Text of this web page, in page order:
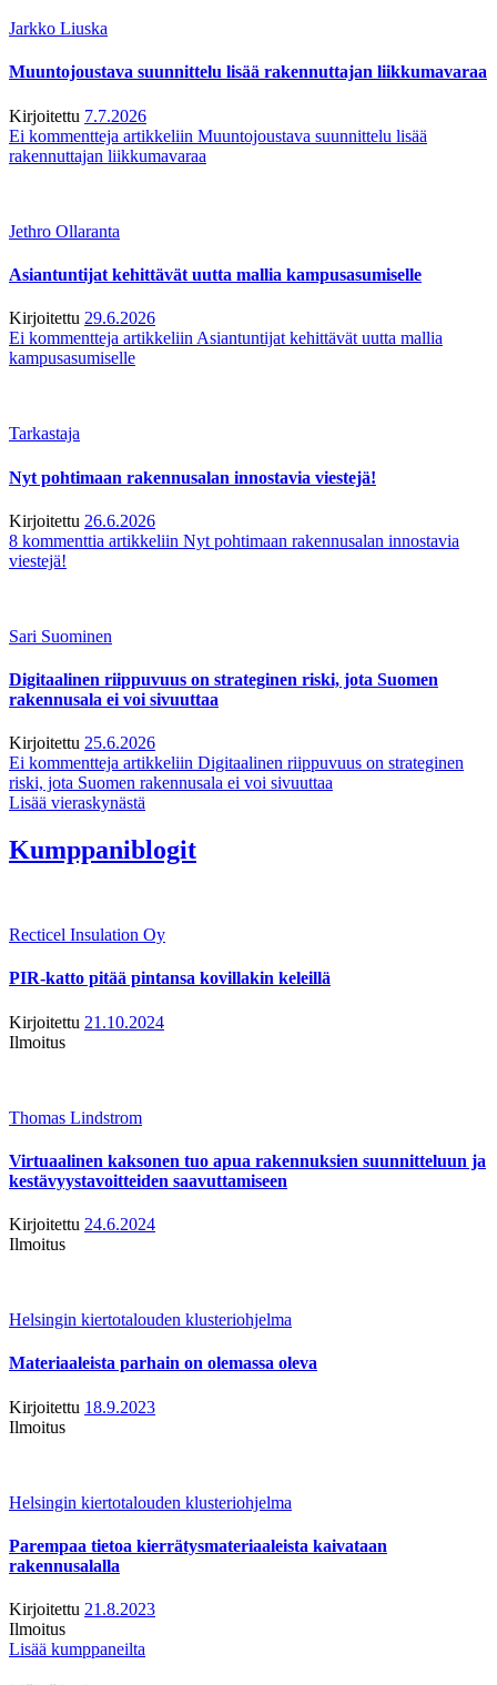
Jarkko Liuska
Muuntojoustava suunnittelu lisää rakennuttajan liikkumavaraa
Kirjoitettu 7.7.2026
Ei kommentteja artikkeliin Muuntojoustava suunnittelu lisää
rakennuttajan liikkumavaraa
Jethro Ollaranta
Asiantuntijat kehittävät uutta mallia kampusasumiselle
Kirjoitettu 29.6.2026
Ei kommentteja artikkeliin Asiantuntijat kehittävät uutta mallia
kampusasumiselle
Tarkastaja
Nyt pohtimaan rakennusalan innostavia viestejä!
Kirjoitettu 26.6.2026
8 kommenttia artikkeliin Nyt pohtimaan rakennusalan innostavia
viestejä!
Sari Suominen
Digitaalinen riippuvuus on strateginen riski, jota Suomen
rakennusala ei voi sivuuttaa
Kirjoitettu 25.6.2026
Ei kommentteja artikkeliin Digitaalinen riippuvuus on strateginen
riski, jota Suomen rakennusala ei voi sivuuttaa
Lisää vieraskynästä
Kumppaniblogit
Recticel Insulation Oy
PIR-katto pitää pintansa kovillakin keleillä
Kirjoitettu 21.10.2024
Ilmoitus
Thomas Lindstrom
Virtuaalinen kaksonen tuo apua rakennuksien suunnitteluun ja
kestävyystavoitteiden saavuttamiseen
Kirjoitettu 24.6.2024
Ilmoitus
Helsingin kiertotalouden klusteriohjelma
Materiaaleista parhain on olemassa oleva
Kirjoitettu 18.9.2023
Ilmoitus
Helsingin kiertotalouden klusteriohjelma
Parempaa tietoa kierrätysmateriaaleista kaivataan
rakennusalalla
Kirjoitettu 21.8.2023
Ilmoitus
Lisää kumppaneilta